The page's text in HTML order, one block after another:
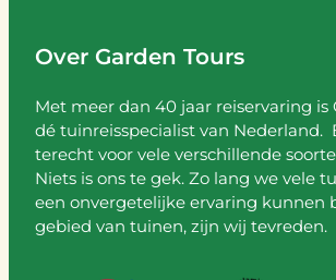
Over Garden Tours
Met meer dan 40 jaar reiservaring is
dé tuinreisspecialist van Nederland.
terecht voor vele verschillende
Niets is ons te gek. Zo lang we vele
een onvergetelijke ervaring kunnen
gebied van tuinen, zijn wij tevreden.